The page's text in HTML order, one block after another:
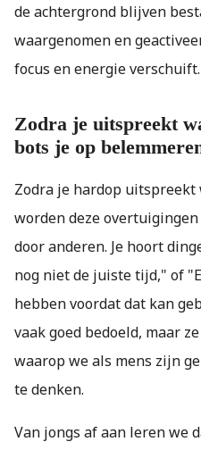
de achtergrond blijven
waargenomen en
focus en energie verschuift.
Zodra je uitspreekt
bots je op
Zodra je hardop uitspreekt
worden deze
door anderen. Je hoort
nog niet de juiste tijd," of
hebben voordat dat kan
vaak goed bedoeld, maar
waarop we als mens zijn
te denken.
Van jongs af aan leren we